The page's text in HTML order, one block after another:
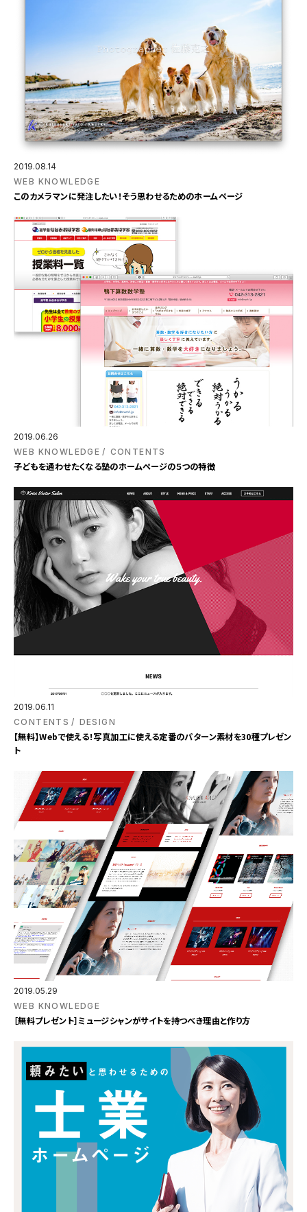
2019.08.14
WEB KNOWLEDGE
このカメラマンに発注したい！そう思わせるためのホームページ
2019.06.26
WEB KNOWLEDGE
CONTENTS
子どもを通わせたくなる塾のホームページの５つの特徴
2019.06.11
CONTENTS
DESIGN
【無料】Webで使える！写真加工に使える定番のパターン素材を30種プレゼン
ト
2019.05.29
WEB KNOWLEDGE
［無料プレゼント］ミュージシャンがサイトを持つべき理由と作り方